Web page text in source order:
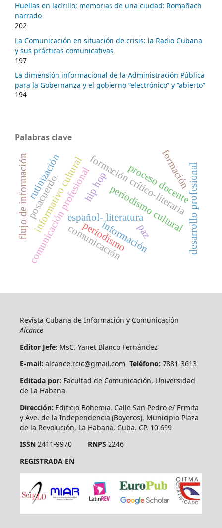
Huellas en ladrillo; memorias de una ciudad: Romañach
narrado
202
La Comunicación en situación de crisis: la Radio Cubana
y sus prácticas comunicativas
197
La dimensión informacional de la Administración Pública
para la Gobernanza y el gobierno “electrónico” y “abierto”
194
Palabras clave
formación crítico-literaria
comunicación profesionalespañol- literaturaperiodismo cultural
informativo cultural
periodismo
proceso docente
paz
posacuerdo.
flujo de informaciónrutinización formacióndesarrollo profesional
comunicacióninformación
hip hop
Revista Cubana de Información y Comunicación
Alcance
Editor Jefe: MsC. Yanet Blanco Fernández
E-mail: alcance.rcic@gmail.com Teléfono: 7881-3613
Editada por: Facultad de Comunicación, Universidad
de La Habana
Dirección: Edificio Bohemia, Calle San Pedro e/ Ermita
y Ave. de la Independencia (Boyeros), Municipio Plaza
de la Revolución, La Habana, Cuba. CP. 10 699
ISSN2411-9970 RNPS 2246
REGISTRADA EN